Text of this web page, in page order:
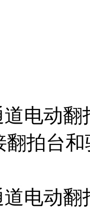
电动
翻拍台
电动